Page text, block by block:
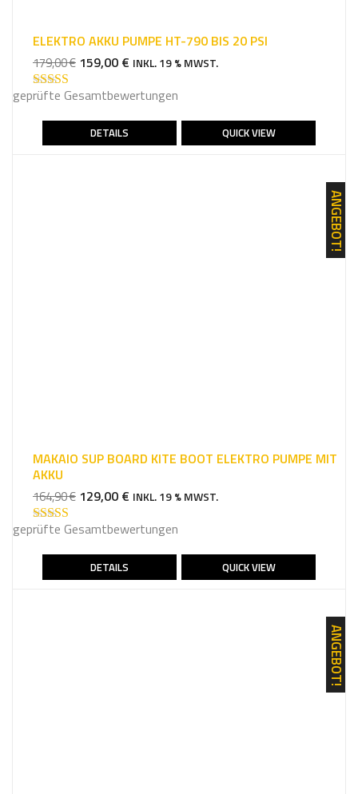
ELEKTRO AKKU PUMPE HT-790 BIS 20 PSI
179,00€ URSPRÜNGLICHER
WAR:
179,00 €
159,00 € AKTUELLER
IST:
159,00 €.
INKL. 19 % MWST.
Bewertet mit
geprüfte Gesamtbewertungen
DETAILS QUICK VIEW
ANGEBOT!
MAKAIO SUP BOARD KITE BOOT ELEKTRO PUMPE MIT
AKKU
164,90€ URSPRÜNGLICHER
WAR:
164,90 €
129,00 € AKTUELLER
IST:
129,00 €.
INKL. 19 % MWST.
Bewertet mit
geprüfte Gesamtbewertungen
DETAILS QUICK VIEW
ANGEBOT!